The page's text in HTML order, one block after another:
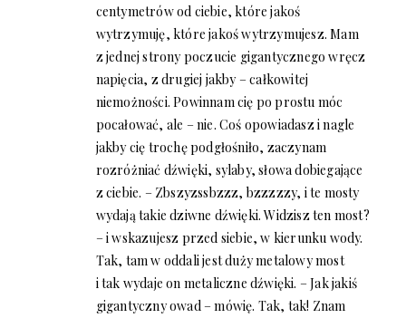
centymetrów od ciebie, które jakoś
wytrzymuję, które jakoś wytrzymujesz. Mam
z jednej strony poczucie gigantycznego wręcz
napięcia, z drugiej jakby – całkowitej
niemożności. Powinnam cię po prostu móc
pocałować, ale – nie. Coś opowiadasz i nagle
jakby cię trochę podgłośniło, zaczynam
rozróżniać dźwięki, sylaby, słowa dobiegające
z ciebie. – Zbszyzssbzzz, bzzzzzy, i te mosty
wydają takie dziwne dźwięki. Widzisz ten most?
– i wskazujesz przed siebie, w kierunku wody.
Tak, tam w oddali jest duży metalowy most
i tak wydaje on metaliczne dźwięki. – Jak jakiś
gigantyczny owad – mówię. Tak, tak! Znam